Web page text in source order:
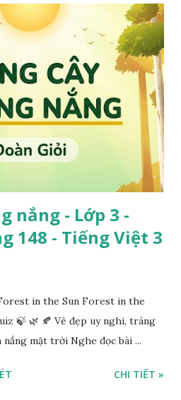
nắng - Lớp 3 -
148 - Tiếng Việt 3
in the Sun Forest in the
🍃 🌿 🍂 Vẻ đẹp uy nghi, tráng
mặt trời Nghe đọc bài ...
CHI TIẾT »